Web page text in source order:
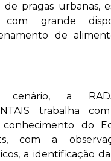
de pragas urbanas,
com grande
de
cenário, a
trabalha
conhecimento do
com a
a identificação